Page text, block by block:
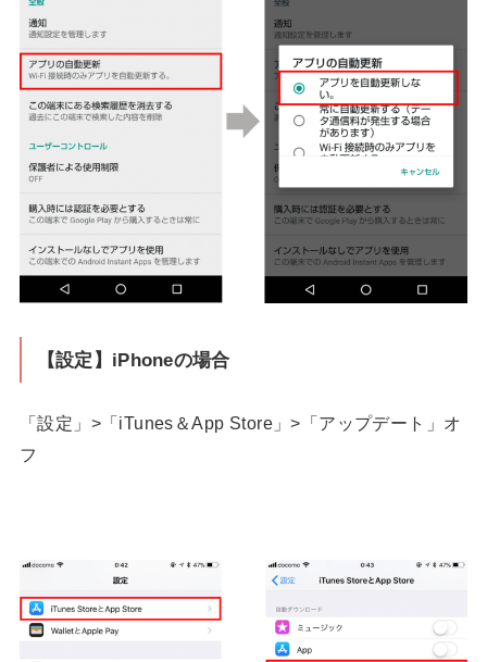
【設定】iPhoneの場合
「設定」>「iTunes＆App Store」>「アップデート」オ
フ